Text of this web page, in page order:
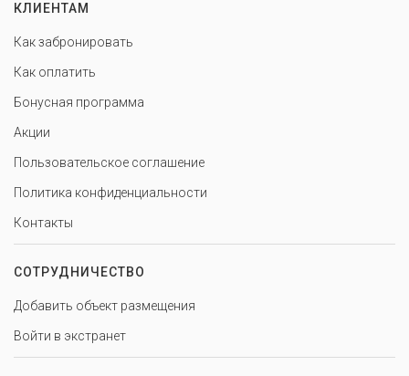
КЛИЕНТАМ
Как забронировать
Как оплатить
Бонусная программа
Акции
Пользовательское соглашение
Политика конфиденциальности
Контакты
СОТРУДНИЧЕСТВО
Добавить объект размещения
Войти в экстранет